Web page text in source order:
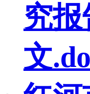
究
文